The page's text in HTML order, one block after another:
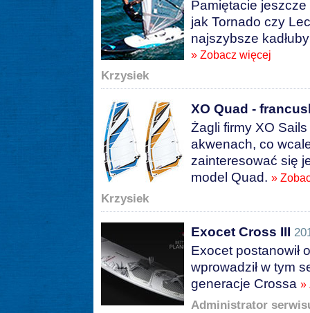
Pamiętacie
jak Tornado czy
najszybsze
» Zobacz więcej
Krzysiek
XO Quad -
Żagli firmy XO
akwenach, co
zainteresować się
model Quad. »
Krzysiek
Exocet Cross III
Exocet postanowił
wprowadził w tym
generacje Crossa »
Administrator